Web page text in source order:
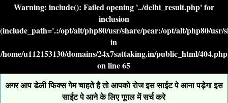
Warning: include(): Failed opening '../delhi_result.php' for
inclusion
(include_path='.:/opt/alt/php80/usr/share/pear:/opt/alt/php80/
in
/home/u112153130/domains/24x7sattaking.in/public_html/404.php
on line65
अगर आप डेली फिक्स गेम चाहते है तो आपको रोज इस साईट पे आना पड़ेगा इस
साईट पे आने के लिए गूगल में सर्च करे